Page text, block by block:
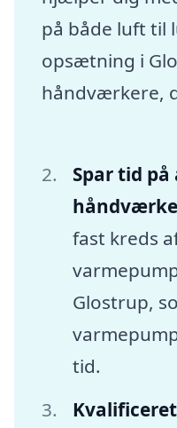
på både luft til
opsætning i
håndværkere,
Spar tid
fast kreds
Glostrup,
tid.